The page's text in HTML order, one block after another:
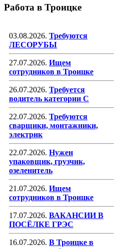
Работа в Троицке
03.08.2026. Требуются
ЛЕСОРУБЫ
27.07.2026. Ищем
сотрудников в Троицке
26.07.2026. Требуется
водитель категории С
22.07.2026. Требуются
сварщики, монтажники,
электрик
22.07.2026. Нужен
упаковщик, грузчик,
озеленитель
21.07.2026. Ищем
сотрудников в Троицке
17.07.2026. ВАКАНСИИ В
ПОСЁЛКЕ ГРЭС
16.07.2026. В Троицке в